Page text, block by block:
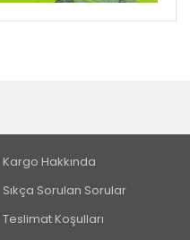
Kargo Hakkında
Sıkça Sorulan Sorular
Teslimat Koşulları